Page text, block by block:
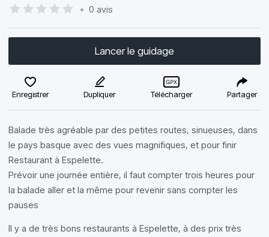
• 0 avis
Lancer le guidage
Enregistrer Dupliquer Télécharger Partager
Balade très agréable par des petites routes, sinueuses, dans
le pays basque avec des vues magnifiques, et pour finir
Restaurant à Espelette.
Prévoir une journée entière, il faut compter trois heures pour
la balade aller et la même pour revenir sans compter les
pauses
Il y a de très bons restaurants à Espelette, à des prix très